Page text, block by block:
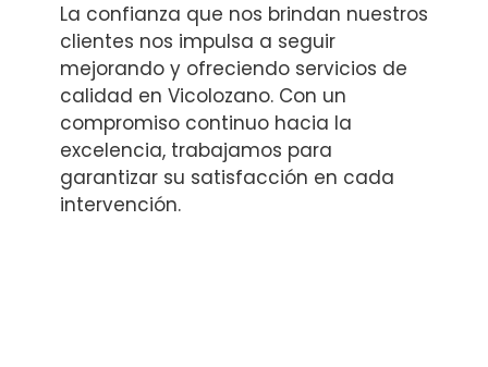
La confianza que nos brindan nuestros
clientes nos impulsa a seguir
mejorando y ofreciendo servicios de
calidad en Vicolozano. Con un
compromiso continuo hacia la
excelencia, trabajamos para
garantizar su satisfacción en cada
intervención.